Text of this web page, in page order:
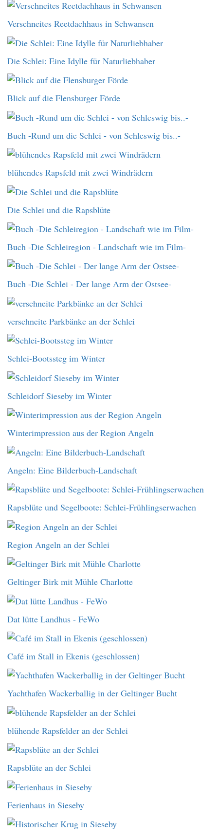
Verschneites Reetdachhaus in Schwansen
Die Schlei: Eine Idylle für Naturliebhaber
Blick auf die Flensburger Förde
Buch -Rund um die Schlei - von Schleswig bis..-
blühendes Rapsfeld mit zwei Windrädern
Die Schlei und die Rapsblüte
Buch -Die Schleiregion - Landschaft wie im Film-
Buch -Die Schlei - Der lange Arm der Ostsee-
verschneite Parkbänke an der Schlei
Schlei-Bootssteg im Winter
Schleidorf Sieseby im Winter
Winterimpression aus der Region Angeln
Angeln: Eine Bilderbuch-Landschaft
Rapsblüte und Segelboote: Schlei-Frühlingserwachen
Region Angeln an der Schlei
Geltinger Birk mit Mühle Charlotte
Dat lütte Landhus - FeWo
Café im Stall in Ekenis (geschlossen)
Yachthafen Wackerballig in der Geltinger Bucht
blühende Rapsfelder an der Schlei
Rapsblüte an der Schlei
Ferienhaus in Sieseby